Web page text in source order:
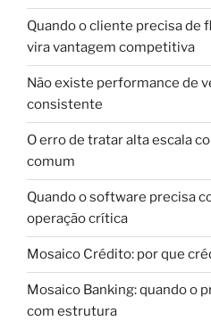
Quando o cliente precisa de
vira vantagem competitiva
Não existe performance de
consistente
O erro de tratar alta escala
comum
Quando o software precisa
operação crítica
Mosaico Crédito: por que
Mosaico Banking: quando o
com estrutura